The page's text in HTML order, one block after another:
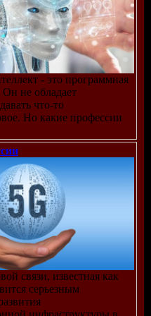
- это программная
Он не обладает
что-то
Но какие профессии
связи, известная как
серьезным